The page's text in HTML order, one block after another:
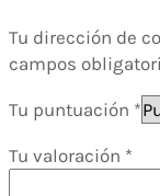
Tu dirección de
campos
Tu puntuación *
Tu valoración *